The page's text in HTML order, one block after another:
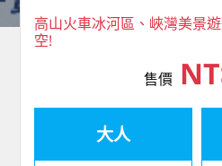
高山火車冰河區、峽灣美景
空!
售價
大人